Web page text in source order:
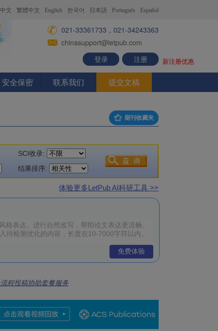
中文 繁體中文 English 한국어 日本語 Português Español
021-33361733，021-34243363
chinasupport@letpub.com
登录
注册 新注册优惠
安全保密 联系我们 提交文稿
期刊收藏夹
SCI收录:
结果排序:
体验更多LetPub AI科研工具 >>
免费体验
程投稿协助套餐服务